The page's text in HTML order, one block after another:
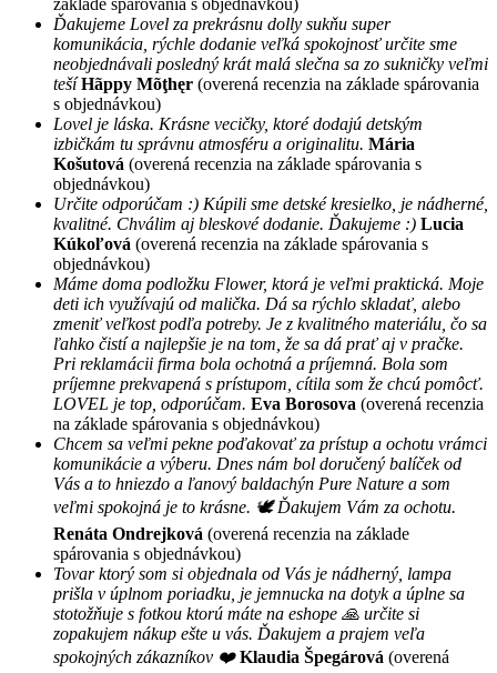
základe spárovania s objednávkou)
Ďakujeme Lovel za prekrásnu dolly sukňu super
komunikácia, rýchle dodanie veľká spokojnosť určite sme
neobjednávali posledný krát malá slečna sa zo sukničky veľmi
tešíHãppy Mõţhęr (overená recenzia na základe spárovania
s objednávkou)
Lovel je láska. Krásne vecičky, ktoré dodajú detským
izbičkám tu správnu atmosféru a originalitu. Mária
Košutová (overená recenzia na základe spárovania s
objednávkou)
Určite odporúčam :) Kúpili sme detské kresielko, je nádherné,
kvalitné. Chválim aj bleskové dodanie. Ďakujeme :) Lucia
Kúkoľová (overená recenzia na základe spárovania s
objednávkou)
Máme doma podložku Flower, ktorá je veľmi praktická. Moje
deti ich využívajú od malička. Dá sa rýchlo skladať, alebo
zmeniť veľkost podľa potreby. Je z kvalitného materiálu, čo sa
ľahko čistí a najlepšie je na tom, že sa dá prať aj v pračke.
Pri reklamácii firma bola ochotná a príjemná. Bola som
príjemne prekvapená s prístupom, cítila som že chcú pomôcť.
LOVEL je top, odporúčam. Eva Borosova (overená recenzia
na základe spárovania s objednávkou)
Chcem sa veľmi pekne poďakovať za prístup a ochotu vrámci
komunikácie a výberu. Dnes nám bol doručený balíček od
Vás a to hniezdo a ľanový baldachýn Pure Nature a som
veľmi spokojná je to krásne. 🕊 Ďakujem Vám za ochotu.
Renáta Ondrejková (overená recenzia na základe
spárovania s objednávkou)
Tovar ktorý som si objednala od Vás je nádherný, lampa
prišla v úplnom poriadku, je jemnucka na dotyk a úplne sa
stotožňuje s fotkou ktorú máte na eshope 🙏 určite si
zopakujem nákup ešte u vás. Ďakujem a prajem veľa
spokojných zákazníkov ❤️ Klaudia Špegárová (overená